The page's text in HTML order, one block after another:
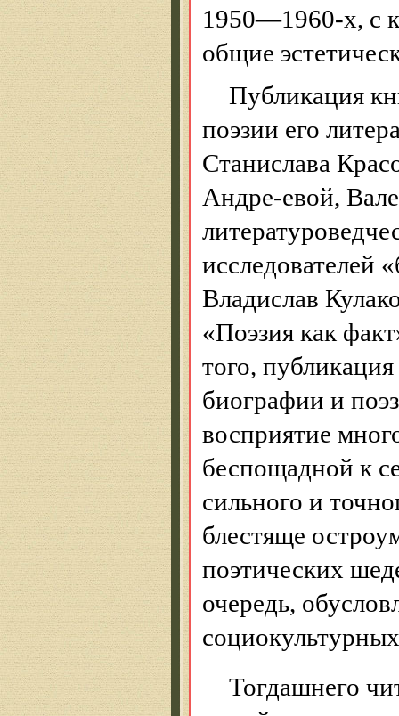
1950—1960-х, с
общие
Публикация
поэзии его
Станислава
Андре-евой,
исследователей
Владислав
«Поэзия как
того,
биографии и
восприятие
беспощадной к
сильного и
блестяще
поэтических
очередь,
Тогдашнего